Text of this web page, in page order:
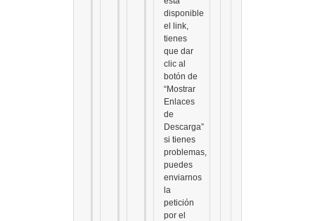
disponible
el link,
tienes
que dar
clic al
botón de
“Mostrar
Enlaces
de
Descarga”
si tienes
problemas,
puedes
enviarnos
la
petición
por el